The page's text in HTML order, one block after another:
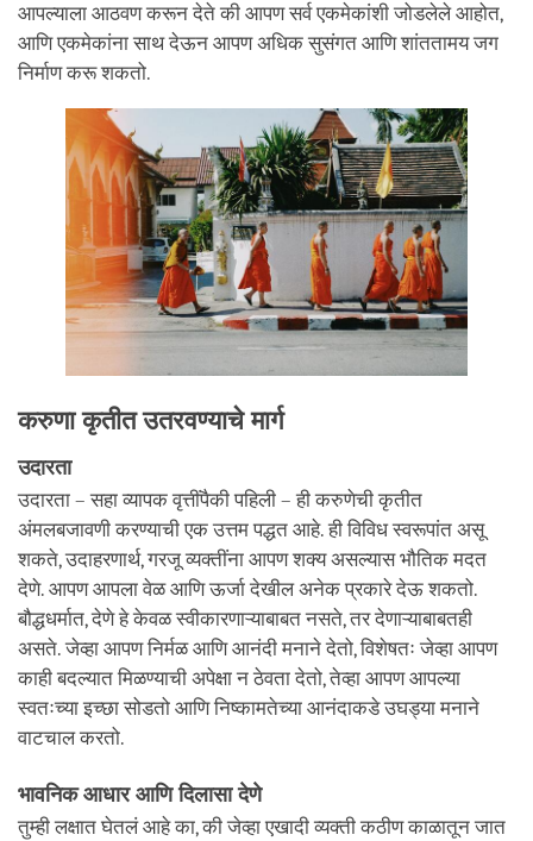
आपल्याला आठवण करून देते की आपण सर्व एकमेकांशी जोडलेले आहोत,
आणि एकमेकांना साथ देऊन आपण अधिक सुसंगत आणि शांततामय जग
निर्माण करू शकतो.
करुणा कृतीत उतरवण्याचे मार्ग
उदारता
उदारता – सहा व्यापक वृत्तींपैकी पहिली – ही करुणेची कृतीत
अंमलबजावणी करण्याची एक उत्तम पद्धत आहे. ही विविध स्वरूपांत असू
शकते, उदाहरणार्थ, गरजू व्यक्तींना आपण शक्य असल्यास भौतिक मदत
देणे. आपण आपला वेळ आणि ऊर्जा देखील अनेक प्रकारे देऊ शकतो.
बौद्धधर्मात, देणे हे केवळ स्वीकारणाऱ्याबाबत नसते, तर देणाऱ्याबाबतही
असते. जेव्हा आपण निर्मळ आणि आनंदी मनाने देतो, विशेषतः जेव्हा आपण
काही बदल्यात मिळण्याची अपेक्षा न ठेवता देतो, तेव्हा आपण आपल्या
स्वतःच्या इच्छा सोडतो आणि निष्कामतेच्या आनंदाकडे उघड्या मनाने
वाटचाल करतो.
भावनिक आधार आणि दिलासा देणे
तुम्ही लक्षात घेतलं आहे का, की जेव्हा एखादी व्यक्ती कठीण काळातून जात